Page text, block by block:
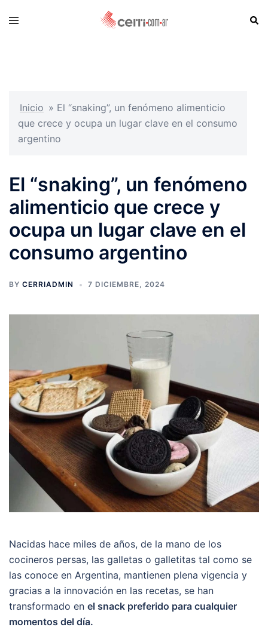
Toggle
Inicio » El “snaking”, un fenómeno alimenticio
que crece y ocupa un lugar clave en el consumo
argentino
El “snaking”, un fenómeno
alimenticio que crece y
ocupa un lugar clave en el
consumo argentino
BY CERRIADMIN 7 DICIEMBRE, 2024
Nacidas hace miles de años, de la mano de los
cocineros persas, las galletas o galletitas tal como se
las conoce en Argentina, mantienen plena vigencia y
gracias a la innovación en las recetas, se han
transformado en el snack preferido para cualquier
momentos del día.